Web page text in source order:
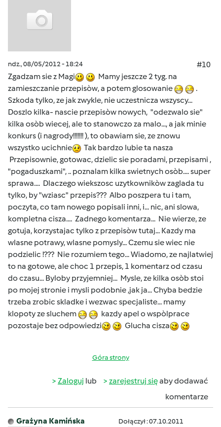
ndz., 08/05/2012 - 18:24
#10
Zgadzam sie z Magi
Mamy jeszcze 2 tyg. na
zamieszczanie przepisòw, a potem glosowanie
.
Szkoda tylko, ze jak zwykle, nie uczestnicza wszyscy...
Doszlo kilka- nascie przepisòw nowych, "odezwalo sie"
kilka osòb wiecej, ale to stanowczo za malo..., a jak minie
konkurs (i nagrody!!!!!!! ), to obawiam sie, ze znowu
wszystko ucichnie
Tak bardzo lubie ta nasza
Przepisownie, gotowac, dzielic sie poradami, przepisami ,
"pogaduszkami", .. poznalam kilka swietnych osòb.... super
sprawa.... Dlaczego wiekszosc uzytkownikòw zaglada tu
tylko, by "wziasc" przepis??? Albo poszpera tu i tam,
poczyta, co tam nowego popisali inni, i... nic, ani slowa,
kompletna cisza.... Zadnego komentarza... Nie wierze, ze
gotuja, korzystajac tylko z przepisòw tutaj... Kazdy ma
wlasne potrawy, wlasne pomysly... Czemu sie wiec nie
podzielic !??? Nie rozumiem tego... Wiadomo, ze najlatwiej
to na gotowe, ale choc 1 przepis, 1 komentarz od czasu
do czasu... Byloby przyjemniej... Mysle, ze kilka osòb stoi
po mojej stronie i mysli podobnie ,jak ja... Chyba bedzie
trzeba zrobic skladke i wezwac specjaliste... mamy
klopoty ze sluchem
kazdy apel o wspòlprace
pozostaje bez odpowiedzi
Glucha cisza
Góra strony
Zaloguj lub zarejestruj sięaby dodawać
komentarze
Grażyna Kamińska Dołączył : 07.10.2011